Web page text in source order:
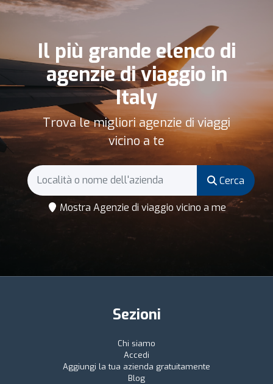
Il più grande elenco di
agenzie di viaggio in
Italy
Trova le migliori agenzie di viaggi
vicino a te
Cerca
Mostra Agenzie di viaggio vicino a me
Sezioni
Chi siamo
Accedi
Aggiungi la tua azienda gratuitamente
Blog